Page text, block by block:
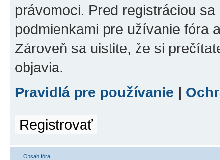
právomoci. Pred registráciou
podmienkami pre užívanie fóra
Zároveň sa uistite, že si
objavia.
Pravidlá pre používanie |
Registrovať
Obsah fóra